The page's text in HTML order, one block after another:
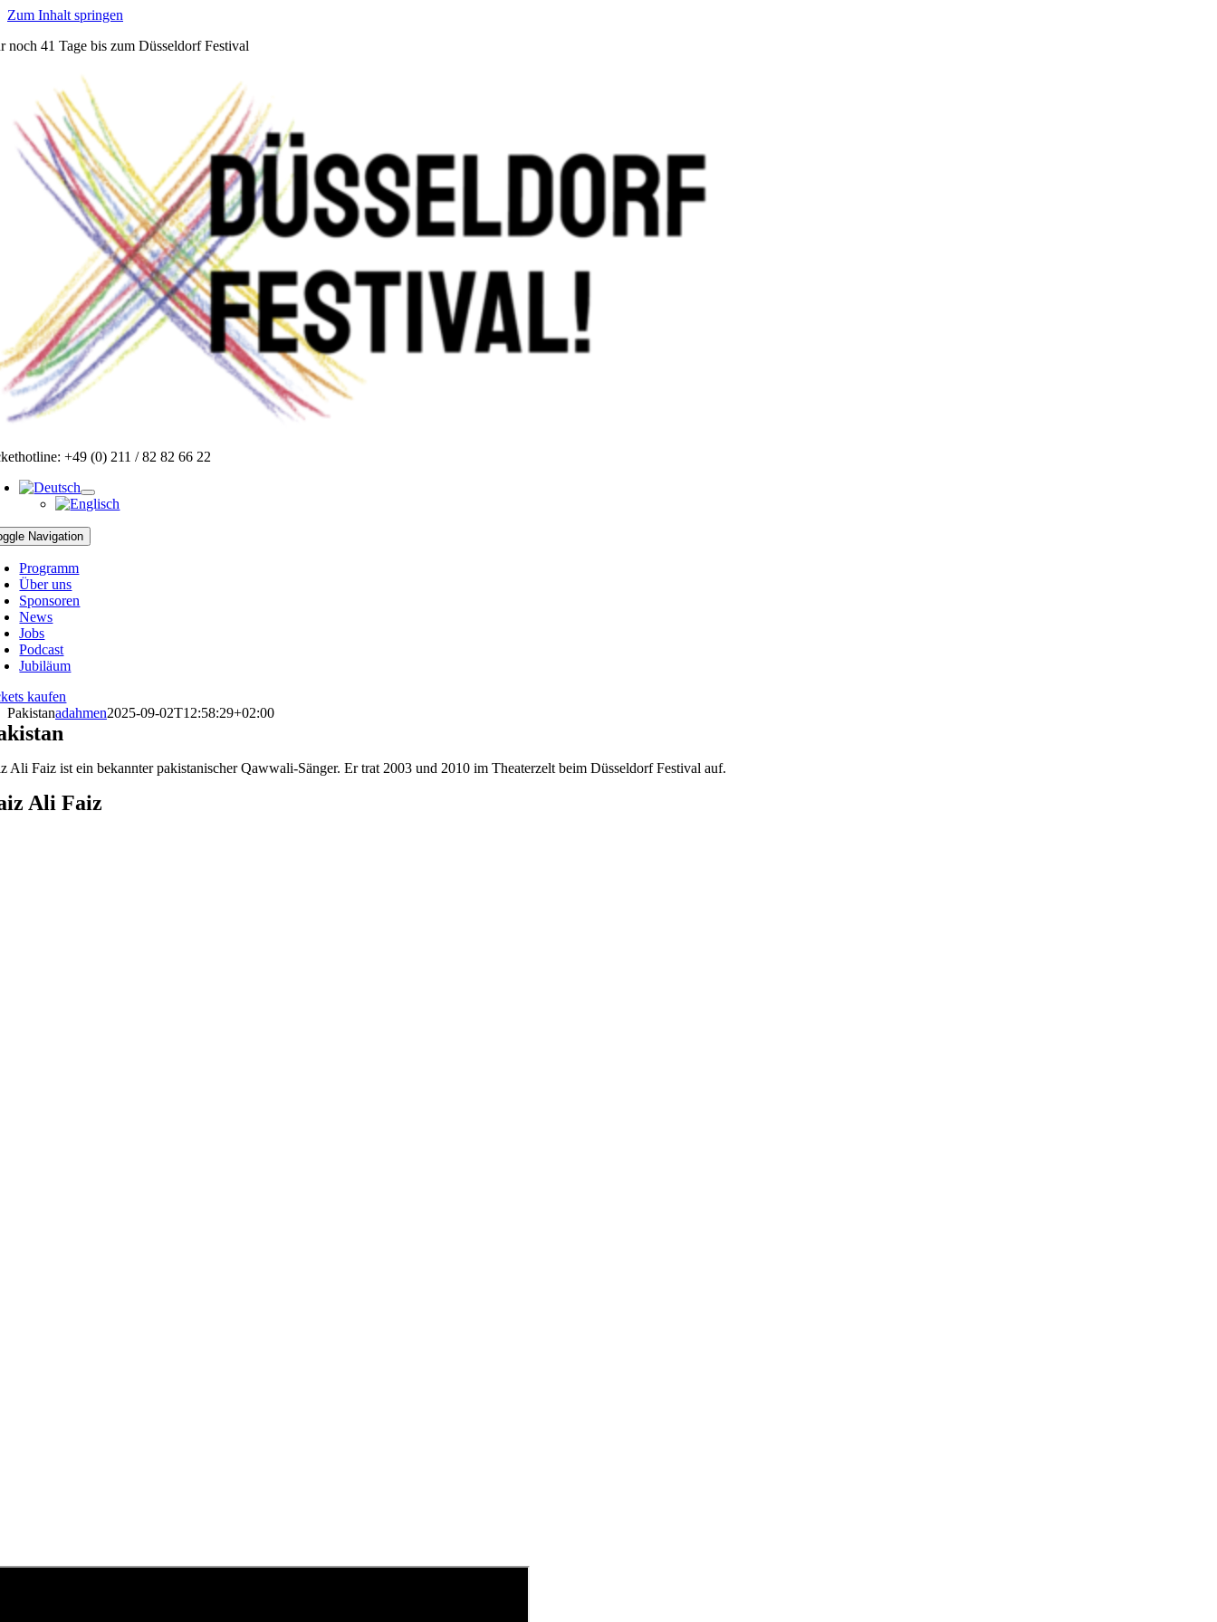
Zum Inhalt springen
noch41 Tagebis zum Düsseldorf Festival
+49 (0) 211 / 82 82 66 22
Navigation
Programm
Über uns
Sponsoren
News
Jobs
Podcast
Jubiläum
kaufen
Pakistanadahmen2025-09-02T12:58:29+02:00
Ali Faiz ist ein bekannter pakistanischer Qawwali-Sänger. Er trat 2003 und 2010 im Theaterzelt beim Düsseldorf Festival auf.
Ali Faiz